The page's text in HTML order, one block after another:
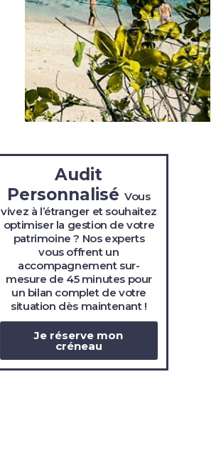
Audit
PersonnaliséVous
vivez à l’étranger et souhaitez
optimiser la gestion de votre
patrimoine ? Nos experts
vous offrent un
accompagnement sur-
mesure de 45 minutes pour
un bilan complet de votre
situation dès maintenant !
Je réserve mon
créneau